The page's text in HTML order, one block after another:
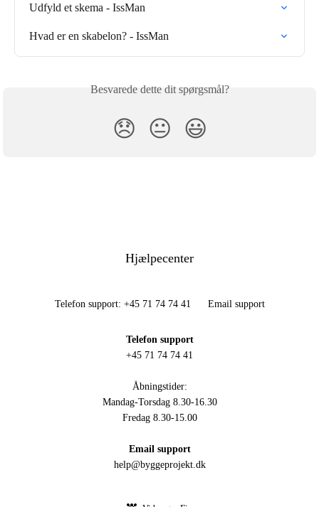
Udfyld et skema - IssMan
Hvad er en skabelon? - IssMan
Besvarede dette dit spørgsmål?
😞 😐 😃
Hjælpecenter
Telefon support: +45 71 74 74 41 Email support
Telefon support
+45 71 74 74 41
Åbningstider:
Mandag-Torsdag 8.30-16.30
Fredag 8.30-15.00
Email support
help@byggeprojekt.dk